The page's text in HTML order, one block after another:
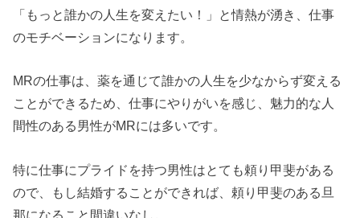
「もっと誰かの人生を変えたい！」と情熱が湧き、仕事
のモチベーションになります。
MRの仕事は、薬を通じて誰かの人生を少なからず変える
ことができるため、仕事にやりがいを感じ、魅力的な人
間性のある男性がMRには多いです。
特に仕事にプライドを持つ男性はとても頼り甲斐がある
ので、もし結婚することができれば、頼り甲斐のある旦
那になること間違いなし。